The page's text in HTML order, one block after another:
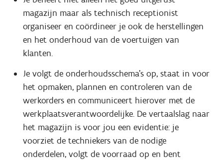
magazijn maar als technisch receptionist
organiseer en coördineer je ook de herstellingen
en het onderhoud van de voertuigen van
klanten.
Je volgt de onderhoudsschema’s op, staat in voor
het opmaken, plannen en controleren van de
werkorders en communiceert hierover met de
werkplaatsverantwoordelijke. De vertaalslag naar
het magazijn is voor jou een evidentie: je
voorziet de techniekers van de nodige
onderdelen, volgt de voorraad op en bent